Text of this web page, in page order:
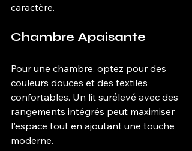
caractère.
Chambre Apaisante
Pour une chambre, optez pour des
couleurs douces et des textiles
confortables. Un lit surélevé avec des
rangements intégrés peut maximiser
l'espace tout en ajoutant une touche
moderne.